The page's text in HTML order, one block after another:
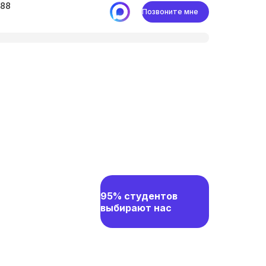
Позвоните мне
95% студентов
выбирают нас